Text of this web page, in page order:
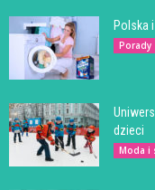
Polska
Porady
dzieci
Moda i